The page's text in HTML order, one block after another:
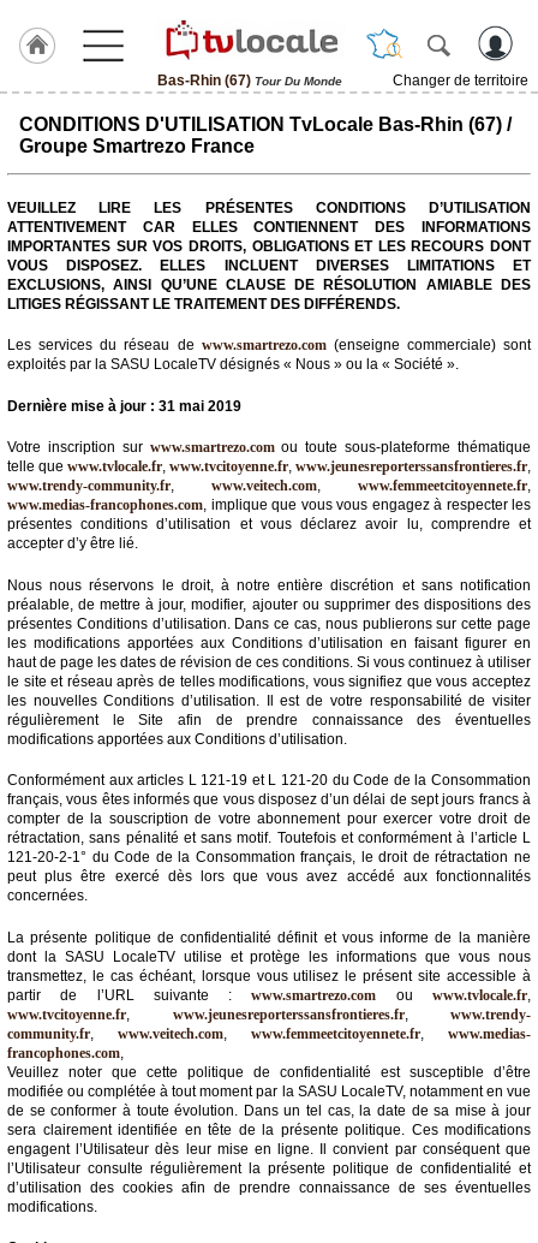
Bas-Rhin (67) Tour Du Monde
Changer de territoire
J'adhère
Hulcoq
Bas-
Rhin
(67)
TvLocale
Accueil
RUBRIQUES
Agenda
Gazette
Médias
du
groupe
Blogs
Prémium
annuaire
pro
Accès
éditeur
CONDITIONS D'UTILISATION TvLocale Bas-Rhin (67) /
Groupe Smartrezo France
VEUILLEZ LIRE LES PRÉSENTES CONDITIONS D’UTILISATION
ATTENTIVEMENT CAR ELLES CONTIENNENT DES INFORMATIONS
IMPORTANTES SUR VOS DROITS, OBLIGATIONS ET LES RECOURS DONT
VOUS DISPOSEZ. ELLES INCLUENT DIVERSES LIMITATIONS ET
EXCLUSIONS, AINSI QU’UNE CLAUSE DE RÉSOLUTION AMIABLE DES
LITIGES RÉGISSANT LE TRAITEMENT DES DIFFÉRENDS.
Les services du réseau de www.smartrezo.com(enseigne commerciale) sont
exploités par la SASU LocaleTV désignés « Nous » ou la « Société ».
Dernière mise à jour : 31 mai 2019
Votre inscription sur www.smartrezo.comou toute sous-plateforme thématique
telle que www.tvlocale.fr, www.tvcitoyenne.fr, www.jeunesreporterssansfrontieres.fr,
www.trendy-community.fr, www.veitech.com, www.femmeetcitoyennete.fr,
www.medias-francophones.com, implique que vous vous engagez à respecter les
présentes conditions d’utilisation et vous déclarez avoir lu, comprendre et
accepter d’y être lié.
Nous nous réservons le droit, à notre entière discrétion et sans notification
préalable, de mettre à jour, modifier, ajouter ou supprimer des dispositions des
présentes Conditions d’utilisation. Dans ce cas, nous publierons sur cette page
les modifications apportées aux Conditions d’utilisation en faisant figurer en
haut de page les dates de révision de ces conditions. Si vous continuez à utiliser
le site et réseau après de telles modifications, vous signifiez que vous acceptez
les nouvelles Conditions d’utilisation. Il est de votre responsabilité de visiter
régulièrement le Site afin de prendre connaissance des éventuelles
modifications apportées aux Conditions d’utilisation.
Conformément aux articles L 121-19 et L 121-20 du Code de la Consommation
français, vous êtes informés que vous disposez d’un délai de sept jours francs à
compter de la souscription de votre abonnement pour exercer votre droit de
rétractation, sans pénalité et sans motif. Toutefois et conformément à l’article L
121-20-2-1° du Code de la Consommation français, le droit de rétractation ne
peut plus être exercé dès lors que vous avez accédé aux fonctionnalités
concernées.
La présente politique de confidentialité définit et vous informe de la manière
dont la SASU LocaleTV utilise et protège les informations que vous nous
transmettez, le cas échéant, lorsque vous utilisez le présent site accessible à
partir de l’URL suivante :www.smartrezo.com ouwww.tvlocale.fr,
www.tvcitoyenne.fr, www.jeunesreporterssansfrontieres.fr, www.trendy-
community.fr, www.veitech.com, www.femmeetcitoyennete.fr, www.medias-
francophones.com,
Veuillez noter que cette politique de confidentialité est susceptible d’être
modifiée ou complétée à tout moment par la SASU LocaleTV, notamment en vue
de se conformer à toute évolution. Dans un tel cas, la date de sa mise à jour
sera clairement identifiée en tête de la présente politique. Ces modifications
engagent l’Utilisateur dès leur mise en ligne. Il convient par conséquent que
l’Utilisateur consulte régulièrement la présente politique de confidentialité et
d’utilisation des cookies afin de prendre connaissance de ses éventuelles
modifications.